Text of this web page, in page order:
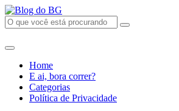
Home
E ai, bora correr?
Categorias
Política de Privacidade